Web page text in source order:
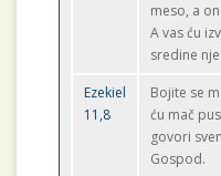
meso, a
A vas ću
sredine
Ezekiel
11,8
Bojite se
ću mač
govori
Gospod.